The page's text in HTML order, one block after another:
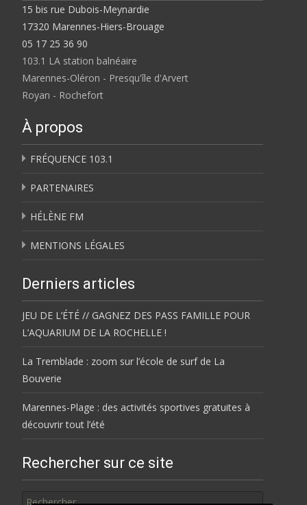
15 bis rue Dubois-Meynardie
17320 Marennes-Hiers-Brouage
05 17 25 36 90
103.1 LA station balnéaire
Marennes-Oléron - Presqu'île d'Arvert
Royan - Rochefort
À propos
FRÉQUENCE 103.1
PARTENAIRES
HÉLÈNE FM
MENTIONS LÉGALES
Derniers articles
JEU DE L’ÉTÉ // GAGNEZ DES PASS FAMILLE POUR
L’AQUARIUM DE LA ROCHELLE !
La Tremblade : zoom sur l’école de surf de La
Bouverie
Marennes-Plage : des activités sportives gratuites à
découvrir tout l’été
Rechercher sur ce site